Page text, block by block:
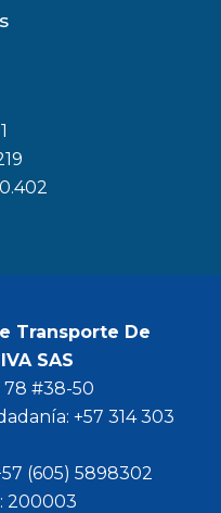
r
Transporte De
SAS
78 #38-50
+57 314 303
(605) 5898302
200003